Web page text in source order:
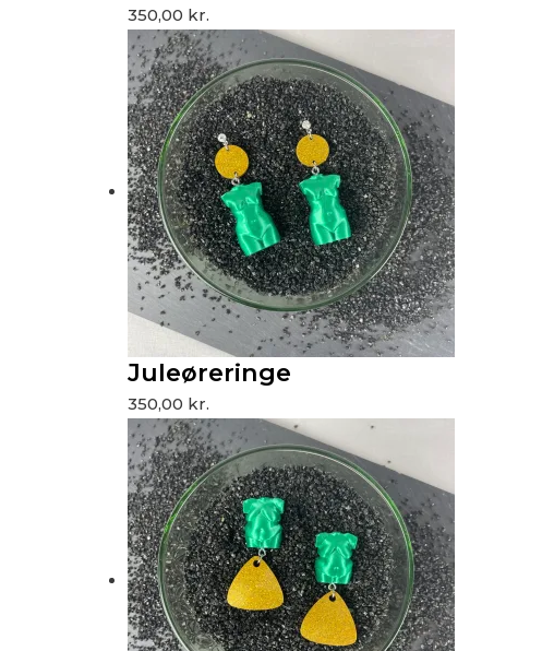
350,00 kr.
Juleøreringe
350,00 kr.